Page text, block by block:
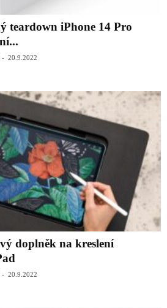
teardown iPhone 14 Pro
- 20.9.2022
doplněk na kreslení
- 20.9.2022